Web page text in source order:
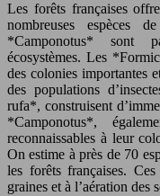
Les forêts françaises
nombreuses espèces
*Camponotus* sont
écosystèmes. Les
des colonies importantes
des populations
rufa*, construisent
*Camponotus*,
reconnaissables à leur
On estime à près de 70
les forêts françaises.
graines et à l’aération des